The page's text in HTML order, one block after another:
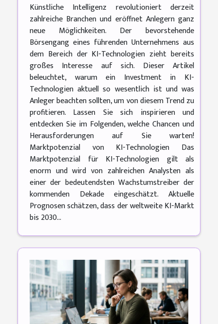
Künstliche Intelligenz revolutioniert derzeit
zahlreiche Branchen und eröffnet Anlegern ganz
neue Möglichkeiten. Der bevorstehende
Börsengang eines führenden Unternehmens aus
dem Bereich der KI-Technologien zieht bereits
großes Interesse auf sich. Dieser Artikel
beleuchtet, warum ein Investment in KI-
Technologien aktuell so wesentlich ist und was
Anleger beachten sollten, um von diesem Trend zu
profitieren. Lassen Sie sich inspirieren und
entdecken Sie im Folgenden, welche Chancen und
Herausforderungen auf Sie warten!
Marktpotenzial von KI-Technologien Das
Marktpotenzial für KI-Technologien gilt als
enorm und wird von zahlreichen Analysten als
einer der bedeutendsten Wachstumstreiber der
kommenden Dekade eingeschätzt. Aktuelle
Prognosen schätzen, dass der weltweite KI-Markt
bis 2030...